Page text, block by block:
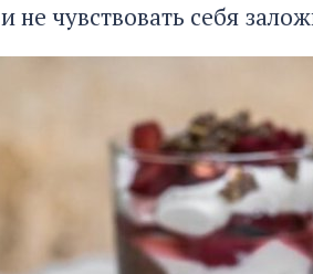
не чувствовать себя